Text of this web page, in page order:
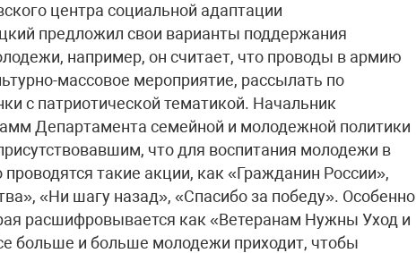
центра социальной адаптации
предложил свои варианты поддержания
например, он считает, что проводы в армию
массовое мероприятие, рассылать по
с патриотической тематикой. Начальник
Департамента семейной и молодежной политики
что для воспитания молодежи в
такие акции, как «Гражданин России»,
«Ни шагу назад», «Спасибо за победу». Особенно
расшифровывается как «Ветеранам Нужны Уход и
больше и больше молодежи приходит, чтобы